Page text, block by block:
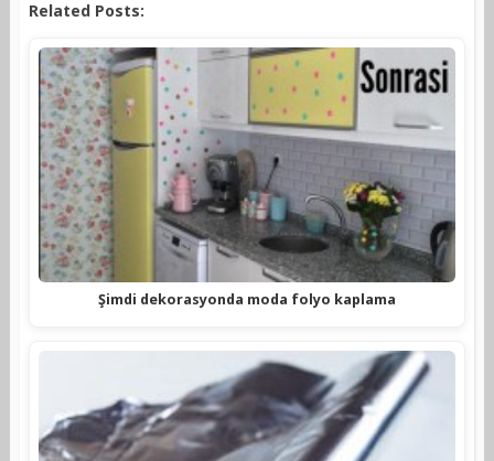
Related Posts:
Şimdi dekorasyonda moda folyo kaplama